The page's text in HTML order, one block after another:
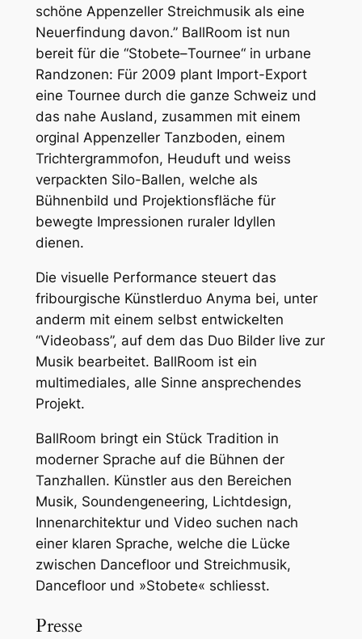
schöne Appenzeller Streichmusik als eine
Neuerfindung davon.” BallRoom ist nun
bereit für die “Stobete–Tournee“ in urbane
Randzonen: Für 2009 plant Import-Export
eine Tournee durch die ganze Schweiz und
das nahe Ausland, zusammen mit einem
orginal Appenzeller Tanzboden, einem
Trichtergrammofon, Heuduft und weiss
verpackten Silo-Ballen, welche als
Bühnenbild und Projektionsfläche für
bewegte Impressionen ruraler Idyllen
dienen.
Die visuelle Performance steuert das
fribourgische Künstlerduo Anyma bei, unter
anderm mit einem selbst entwickelten
“Videobass”, auf dem das Duo Bilder live zur
Musik bearbeitet. BallRoom ist ein
multimediales, alle Sinne ansprechendes
Projekt.
BallRoom bringt ein Stück Tradition in
moderner Sprache auf die Bühnen der
Tanzhallen. Künstler aus den Bereichen
Musik, Soundengeneering, Lichtdesign,
Innenarchitektur und Video suchen nach
einer klaren Sprache, welche die Lücke
zwischen Dancefloor und Streichmusik,
Dancefloor und »Stobete« schliesst.
Presse